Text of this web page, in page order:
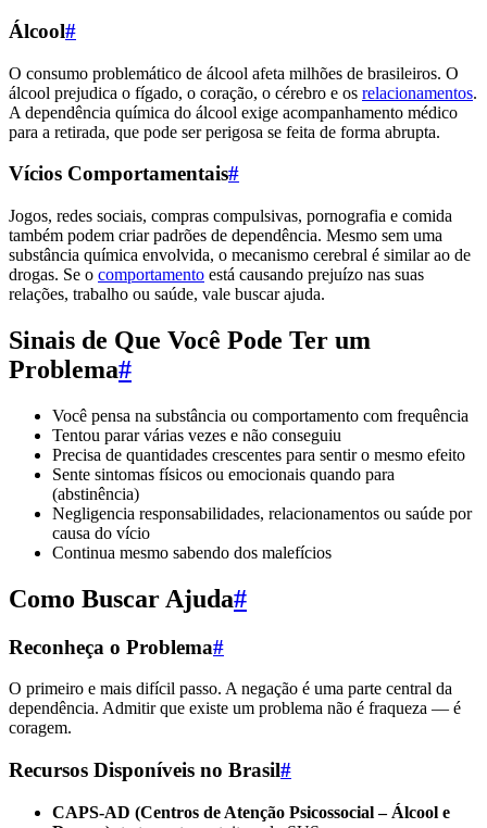
Álcool#
O consumo problemático de álcool afeta milhões de brasileiros. O
álcool prejudica o fígado, o coração, o cérebro e os relacionamentos.
A dependência química do álcool exige acompanhamento médico
para a retirada, que pode ser perigosa se feita de forma abrupta.
Vícios Comportamentais#
Jogos, redes sociais, compras compulsivas, pornografia e comida
também podem criar padrões de dependência. Mesmo sem uma
substância química envolvida, o mecanismo cerebral é similar ao de
drogas. Se o comportamento está causando prejuízo nas suas
relações, trabalho ou saúde, vale buscar ajuda.
Sinais de Que Você Pode Ter um
Problema#
Você pensa na substância ou comportamento com frequência
Tentou parar várias vezes e não conseguiu
Precisa de quantidades crescentes para sentir o mesmo efeito
Sente sintomas físicos ou emocionais quando para
(abstinência)
Negligencia responsabilidades, relacionamentos ou saúde por
causa do vício
Continua mesmo sabendo dos malefícios
Como Buscar Ajuda#
Reconheça o Problema#
O primeiro e mais difícil passo. A negação é uma parte central da
dependência. Admitir que existe um problema não é fraqueza — é
coragem.
Recursos Disponíveis no Brasil#
CAPS-AD (Centros de Atenção Psicossocial – Álcool e